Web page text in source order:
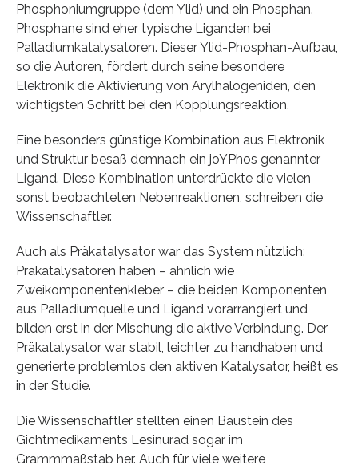
Phosphoniumgruppe (dem Ylid) und ein Phosphan.
Phosphane sind eher typische Liganden bei
Palladiumkatalysatoren. Dieser Ylid-Phosphan-Aufbau,
so die Autoren, fördert durch seine besondere
Elektronik die Aktivierung von Arylhalogeniden, den
wichtigsten Schritt bei den Kopplungsreaktion.
Eine besonders günstige Kombination aus Elektronik
und Struktur besaß demnach ein joYPhos genannter
Ligand. Diese Kombination unterdrückte die vielen
sonst beobachteten Nebenreaktionen, schreiben die
Wissenschaftler.
Auch als Präkatalysator war das System nützlich:
Präkatalysatoren haben – ähnlich wie
Zweikomponentenkleber – die beiden Komponenten
aus Palladiumquelle und Ligand vorarrangiert und
bilden erst in der Mischung die aktive Verbindung. Der
Präkatalysator war stabil, leichter zu handhaben und
generierte problemlos den aktiven Katalysator, heißt es
in der Studie.
Die Wissenschaftler stellten einen Baustein des
Gichtmedikaments Lesinurad sogar im
Grammmaßstab her. Auch für viele weitere